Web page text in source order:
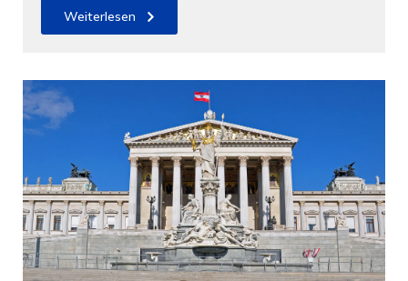
Weiterlesen